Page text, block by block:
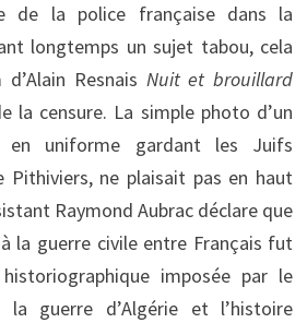
de la police française dans la
longtemps un sujet tabou, cela
Resnais Nuit et brouillard
la censure. La simple photo d’un
en uniforme gardant les Juifs
Pithiviers, ne plaisait pas en haut
Raymond Aubrac déclare que
la guerre civile entre Français fut
imposée par le
la guerre d’Algérie et l’histoire